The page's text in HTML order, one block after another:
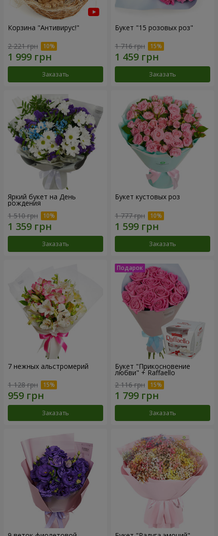
Корзина "Антивирус!"
2 221 грн
Заказать
Букет "15 розовых роз"
1 716 грн
Заказать
Яркий букет на День
рождения
1 510 грн
Заказать
Букет кустовых роз
1 777 грн
Заказать
7 нежных альстромерий
1 128 грн
Заказать
Букет "Прикосновение
любви" + Raffaello
2 116 грн
Заказать